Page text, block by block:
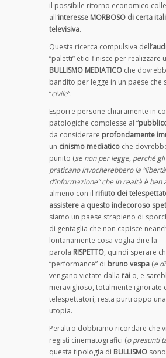
il possibile ritorno economico
all’interesse MORBOSO di certa
televisiva.
Questa ricerca compulsiva dell’
“paletti” etici finisce per realizzare
BULLISMO MEDIATICO che
bandito per legge in un paese che
“civile“.
Esporre persone chiaramente in
patologiche complesse al “
da considerare profondamente
un cinismo mediatico che
punito (se non per legge, perché
praticano invocherebbero la “libertà
d’informazione” che in realtà è ben
almeno con il rifiuto dei
assistere a questo indecoroso
siamo un paese strapieno di
di gentaglia che non capisce
lontanamente cosa voglia dire la
parola RISPETTO, quindi sperare
“performance” di bruno vespa (e
vengano vietate dalla rai o, e
meraviglioso, totalmente ignorate
telespettatori, resta purtroppo
utopia.
Peraltro dobbiamo ricordare che
registi cinematografici (o presunti
questa tipologia di BULLISMO